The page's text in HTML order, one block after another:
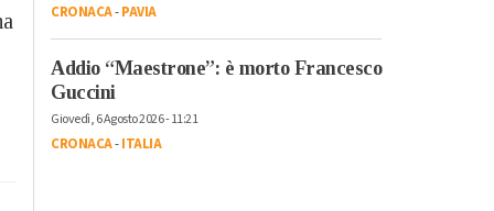
CRONACA-PAVIA
Addio “Maestrone”: è morto Francesco
Guccini
Giovedì, 6 Agosto 2026 - 11:21
CRONACA-ITALIA